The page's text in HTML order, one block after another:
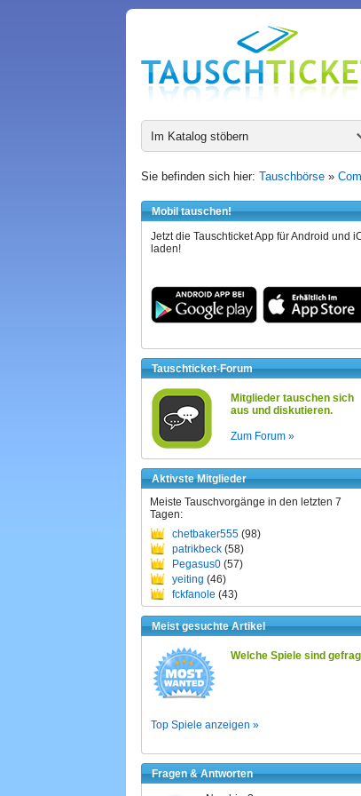
Im Katalog stöbern
Sie befinden sich hier: Tauschbörse »
Mobil tauschen!
Jetzt die Tauschticket App für Android und
laden!
Tauschticket-Forum
Mitglieder tauschen sich
aus und diskutieren.
Zum Forum »
Aktivste Mitglieder
Meiste Tauschvorgänge in den letzten 7
Tagen:
chetbaker555 (98)
patrikbeck (58)
Pegasus0 (57)
yeiting (46)
fckfanole (43)
Meist gesuchte Artikel
Welche Spiele sind
Top Spiele anzeigen »
Fragen & Antworten